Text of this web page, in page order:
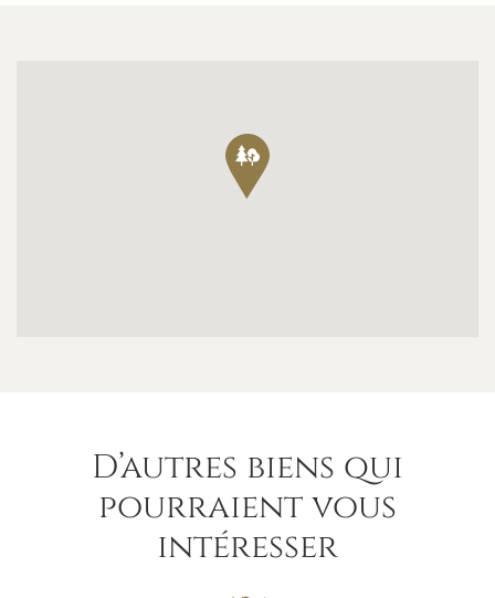
D’autres biens qui
pourraient vous
intéresser